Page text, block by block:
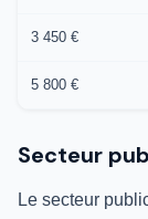
3 450 €
5 800 €
Secteur
Le secteur